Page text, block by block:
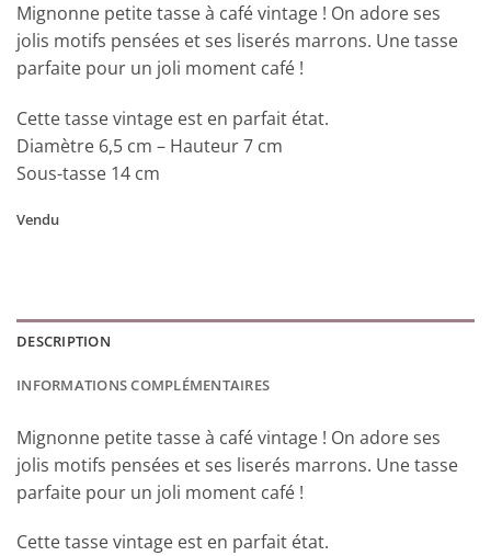
Mignonne petite tasse à café vintage ! On adore ses
jolis motifs pensées et ses liserés marrons. Une tasse
parfaite pour un joli moment café !
Cette tasse vintage est en parfait état.
Diamètre 6,5 cm – Hauteur 7 cm
Sous-tasse 14 cm
Vendu
DESCRIPTION
INFORMATIONS COMPLÉMENTAIRES
Mignonne petite tasse à café vintage ! On adore ses
jolis motifs pensées et ses liserés marrons. Une tasse
parfaite pour un joli moment café !
Cette tasse vintage est en parfait état.